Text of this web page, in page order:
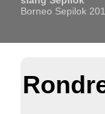
slang Sepilok
Borneo Sepilok